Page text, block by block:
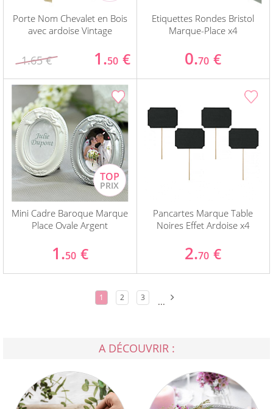
Porte Nom Chevalet en Bois
avec ardoise Vintage
1.65 € 1.50 €
Etiquettes Rondes Bristol
Marque-Place x4
0.70 €
Mini Cadre Baroque Marque
Place Ovale Argent
1.50 €
Pancartes Marque Table
Noires Effet Ardoise x4
2.70 €
1 2 3 ...
A DÉCOUVRIR :